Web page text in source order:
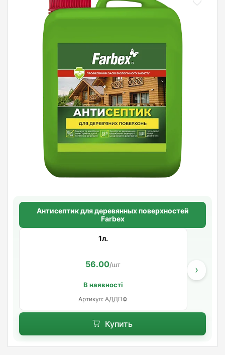
Антисептик для деревянных поверхностей
Farbex
1л.
56.00/шт
В наявності
Артикул: АДДПФ
›
Купить